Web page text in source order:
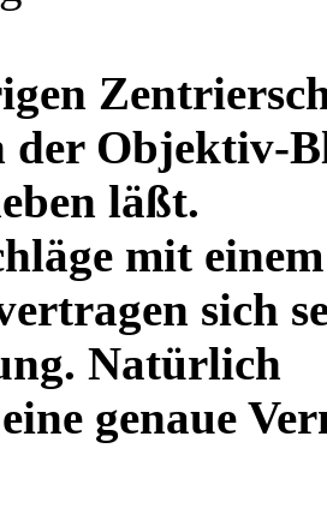
der Objektiv-
läßt.
mit
sich
Natürlich
genaue